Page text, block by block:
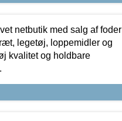
netbutik med salg af foder
legetøj, loppemidler og
kvalitet og holdbare